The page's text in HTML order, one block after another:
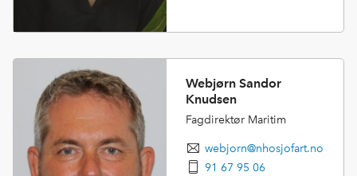
Webjørn Sandor
Knudsen
Fagdirektør Maritim
webjorn@nhosjofart.no
91 67 95 06